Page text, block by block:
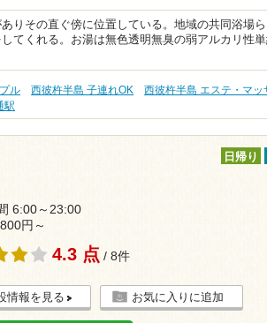
りその直ぐ傍に位置している。地域の共同浴場
てくれる。お湯は無色透明無臭の弱アルカリ性
ル 西彼杵半島 子連れOK
西彼杵半島 エステ・マッ
駅
日帰り
6:00～23:00
円～
4.3 点 / 8件
情報を見る お気に入りに追加